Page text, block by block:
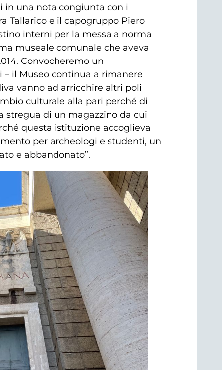
in una nota congiunta con i
Tallarico e il capogruppo Piero
interni per la messa a norma
museale comunale che aveva
Convocheremo un
il Museo continua a rimanere
vanno ad arricchire altri poli
culturale alla pari perché di
stregua di un magazzino da cui
questa istituzione accoglieva
per archeologi e studenti, un
e abbandonato”.